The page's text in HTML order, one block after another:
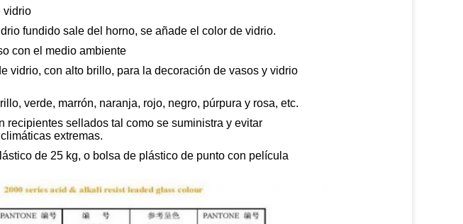
vidrio
fundido sale del horno, se añade el color de vidrio.
con el medio ambiente
vidrio, con alto brillo, para la decoración de vasos y vidrio
verde, marrón, naranja, rojo, negro, púrpura y rosa, etc.
recipientes sellados tal como se suministra y evitar
extremas.
de 25 kg, o bolsa de plástico de punto con película